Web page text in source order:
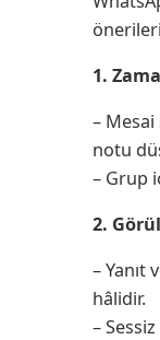
önerileri
1.
–
notu
– Grup
2.
– Yanıt
hâlidir.
–